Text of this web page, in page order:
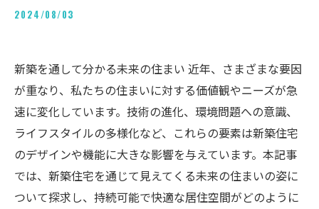
2024/08/03
新築を通して分かる未来の住まい 近年、さまざまな要因
が重なり、私たちの住まいに対する価値観やニーズが急
速に変化しています。技術の進化、環境問題への意識、
ライフスタイルの多様化など、これらの要素は新築住宅
のデザインや機能に大きな影響を与えています。本記事
では、新築住宅を通じて見えてくる未来の住まいの姿に
ついて探求し、持続可能で快適な居住空間がどのように